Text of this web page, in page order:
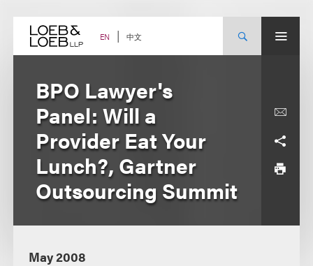
content EN 中文
BPO Lawyer's
Panel: Will a
Provider Eat Your
Lunch?, Gartner
Outsourcing Summit
May 2008